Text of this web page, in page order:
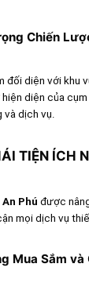
Chiến
đối diện với khu
hiện diện của
và dịch vụ.
TIỆN ÍCH
Phú được
mọi dịch vụ
Mua Sắm